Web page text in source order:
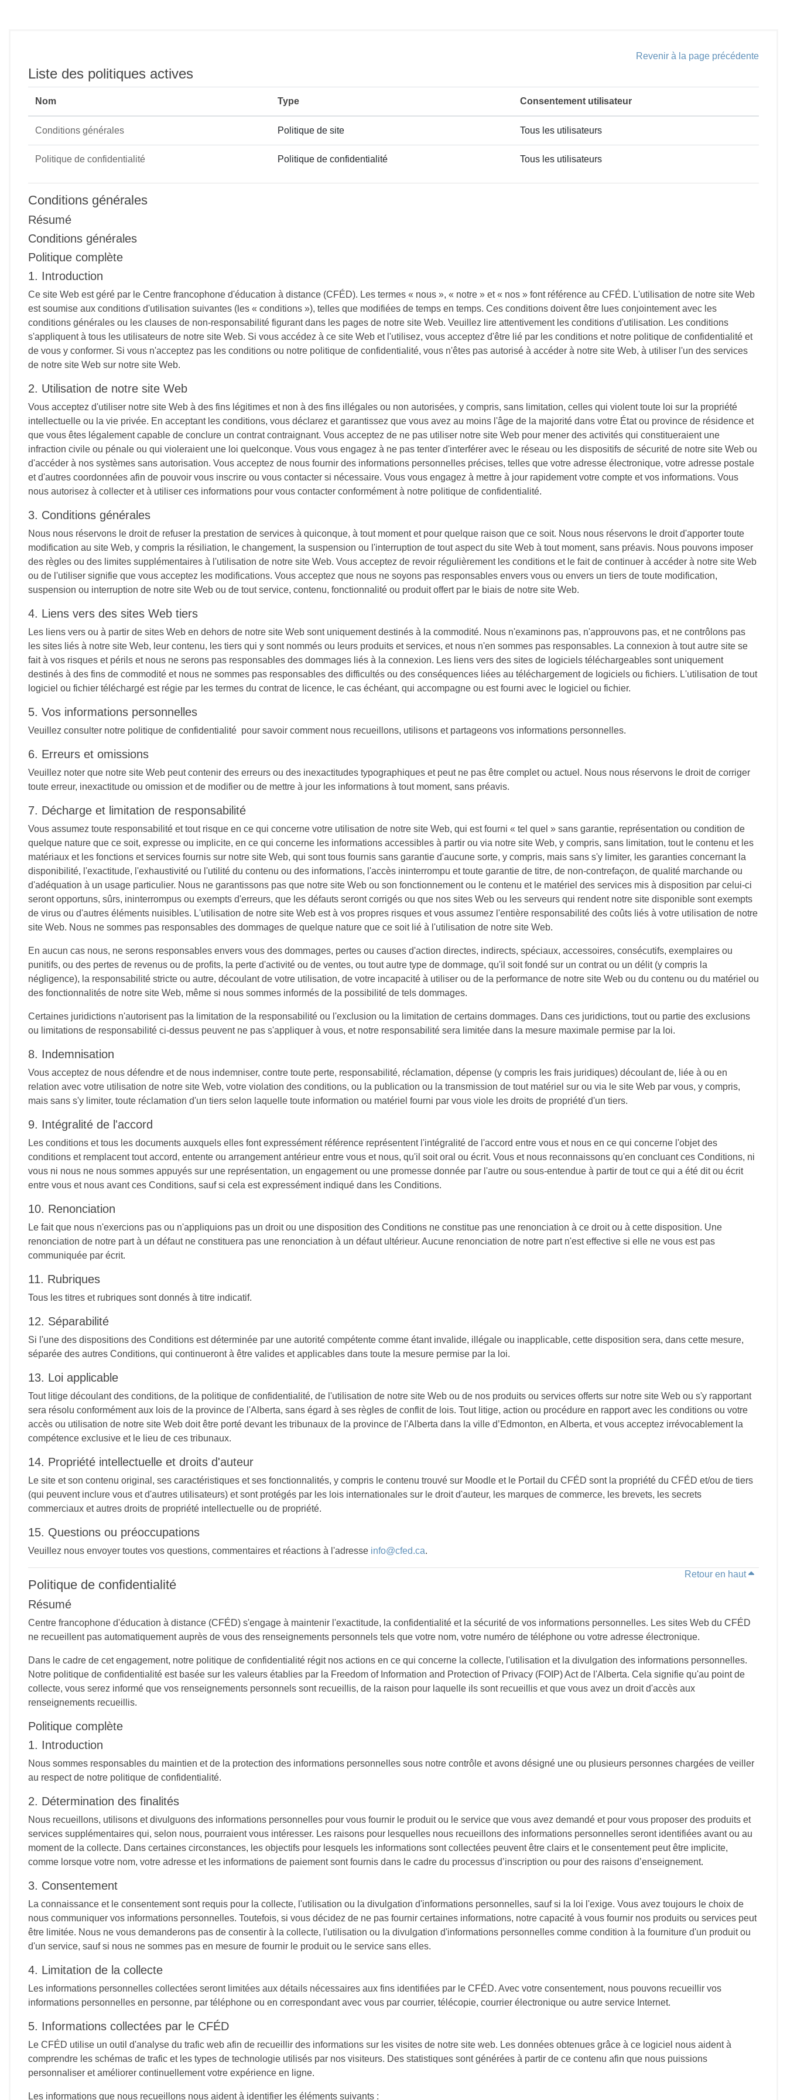
Revenir à la page précédente
Liste des politiques actives
Nom Type Consentement utilisateur
Conditions générales Politique de site Tous les utilisateurs
Politique de confidentialité Politique de confidentialité Tous les utilisateurs
Conditions générales
Résumé
Conditions générales
Politique complète
1. Introduction
Ce site Web est géré par le Centre francophone d'éducation à distance (CFÉD). Les termes « nous », « notre » et « nos » font référence au CFÉD. L'utilisation de notre site Web
est soumise aux conditions d'utilisation suivantes (les « conditions »), telles que modifiées de temps en temps. Ces conditions doivent être lues conjointement avec les
conditions générales ou les clauses de non-responsabilité figurant dans les pages de notre site Web. Veuillez lire attentivement les conditions d'utilisation. Les conditions
s'appliquent à tous les utilisateurs de notre site Web. Si vous accédez à ce site Web et l'utilisez, vous acceptez d'être lié par les conditions et notre politique de confidentialité et
de vous y conformer. Si vous n'acceptez pas les conditions ou notre politique de confidentialité, vous n'êtes pas autorisé à accéder à notre site Web, à utiliser l'un des services
de notre site Web sur notre site Web.
2. Utilisation de notre site Web
Vous acceptez d'utiliser notre site Web à des fins légitimes et non à des fins illégales ou non autorisées, y compris, sans limitation, celles qui violent toute loi sur la propriété
intellectuelle ou la vie privée. En acceptant les conditions, vous déclarez et garantissez que vous avez au moins l'âge de la majorité dans votre État ou province de résidence et
que vous êtes légalement capable de conclure un contrat contraignant. Vous acceptez de ne pas utiliser notre site Web pour mener des activités qui constitueraient une
infraction civile ou pénale ou qui violeraient une loi quelconque. Vous vous engagez à ne pas tenter d'interférer avec le réseau ou les dispositifs de sécurité de notre site Web ou
d'accéder à nos systèmes sans autorisation. Vous acceptez de nous fournir des informations personnelles précises, telles que votre adresse électronique, votre adresse postale
et d'autres coordonnées afin de pouvoir vous inscrire ou vous contacter si nécessaire. Vous vous engagez à mettre à jour rapidement votre compte et vos informations. Vous
nous autorisez à collecter et à utiliser ces informations pour vous contacter conformément à notre politique de confidentialité.
3. Conditions générales
Nous nous réservons le droit de refuser la prestation de services à quiconque, à tout moment et pour quelque raison que ce soit. Nous nous réservons le droit d'apporter toute
modification au site Web, y compris la résiliation, le changement, la suspension ou l'interruption de tout aspect du site Web à tout moment, sans préavis. Nous pouvons imposer
des règles ou des limites supplémentaires à l'utilisation de notre site Web. Vous acceptez de revoir régulièrement les conditions et le fait de continuer à accéder à notre site Web
ou de l'utiliser signifie que vous acceptez les modifications. Vous acceptez que nous ne soyons pas responsables envers vous ou envers un tiers de toute modification,
suspension ou interruption de notre site Web ou de tout service, contenu, fonctionnalité ou produit offert par le biais de notre site Web.
4. Liens vers des sites Web tiers
Les liens vers ou à partir de sites Web en dehors de notre site Web sont uniquement destinés à la commodité. Nous n'examinons pas, n'approuvons pas, et ne contrôlons pas
les sites liés à notre site Web, leur contenu, les tiers qui y sont nommés ou leurs produits et services, et nous n'en sommes pas responsables. La connexion à tout autre site se
fait à vos risques et périls et nous ne serons pas responsables des dommages liés à la connexion. Les liens vers des sites de logiciels téléchargeables sont uniquement
destinés à des fins de commodité et nous ne sommes pas responsables des difficultés ou des conséquences liées au téléchargement de logiciels ou fichiers. L'utilisation de tout
logiciel ou fichier téléchargé est régie par les termes du contrat de licence, le cas échéant, qui accompagne ou est fourni avec le logiciel ou fichier.
5. Vos informations personnelles
Veuillez consulter notre politique de confidentialité pour savoir comment nous recueillons, utilisons et partageons vos informations personnelles.
6. Erreurs et omissions
Veuillez noter que notre site Web peut contenir des erreurs ou des inexactitudes typographiques et peut ne pas être complet ou actuel. Nous nous réservons le droit de corriger
toute erreur, inexactitude ou omission et de modifier ou de mettre à jour les informations à tout moment, sans préavis.
7. Décharge et limitation de responsabilité
Vous assumez toute responsabilité et tout risque en ce qui concerne votre utilisation de notre site Web, qui est fourni « tel quel » sans garantie, représentation ou condition de
quelque nature que ce soit, expresse ou implicite, en ce qui concerne les informations accessibles à partir ou via notre site Web, y compris, sans limitation, tout le contenu et les
matériaux et les fonctions et services fournis sur notre site Web, qui sont tous fournis sans garantie d'aucune sorte, y compris, mais sans s'y limiter, les garanties concernant la
disponibilité, l'exactitude, l'exhaustivité ou l'utilité du contenu ou des informations, l'accès ininterrompu et toute garantie de titre, de non-contrefaçon, de qualité marchande ou
d'adéquation à un usage particulier. Nous ne garantissons pas que notre site Web ou son fonctionnement ou le contenu et le matériel des services mis à disposition par celui-ci
seront opportuns, sûrs, ininterrompus ou exempts d'erreurs, que les défauts seront corrigés ou que nos sites Web ou les serveurs qui rendent notre site disponible sont exempts
de virus ou d'autres éléments nuisibles. L'utilisation de notre site Web est à vos propres risques et vous assumez l'entière responsabilité des coûts liés à votre utilisation de notre
site Web. Nous ne sommes pas responsables des dommages de quelque nature que ce soit lié à l'utilisation de notre site Web.
En aucun cas nous, ne serons responsables envers vous des dommages, pertes ou causes d'action directes, indirects, spéciaux, accessoires, consécutifs, exemplaires ou
punitifs, ou des pertes de revenus ou de profits, la perte d'activité ou de ventes, ou tout autre type de dommage, qu'il soit fondé sur un contrat ou un délit (y compris la
négligence), la responsabilité stricte ou autre, découlant de votre utilisation, de votre incapacité à utiliser ou de la performance de notre site Web ou du contenu ou du matériel ou
des fonctionnalités de notre site Web, même si nous sommes informés de la possibilité de tels dommages.
Certaines juridictions n'autorisent pas la limitation de la responsabilité ou l'exclusion ou la limitation de certains dommages. Dans ces juridictions, tout ou partie des exclusions
ou limitations de responsabilité ci-dessus peuvent ne pas s'appliquer à vous, et notre responsabilité sera limitée dans la mesure maximale permise par la loi.
8. Indemnisation
Vous acceptez de nous défendre et de nous indemniser, contre toute perte, responsabilité, réclamation, dépense (y compris les frais juridiques) découlant de, liée à ou en
relation avec votre utilisation de notre site Web, votre violation des conditions, ou la publication ou la transmission de tout matériel sur ou via le site Web par vous, y compris,
mais sans s'y limiter, toute réclamation d'un tiers selon laquelle toute information ou matériel fourni par vous viole les droits de propriété d'un tiers.
9. Intégralité de l'accord
Les conditions et tous les documents auxquels elles font expressément référence représentent l'intégralité de l'accord entre vous et nous en ce qui concerne l'objet des
conditions et remplacent tout accord, entente ou arrangement antérieur entre vous et nous, qu'il soit oral ou écrit. Vous et nous reconnaissons qu'en concluant ces Conditions, ni
vous ni nous ne nous sommes appuyés sur une représentation, un engagement ou une promesse donnée par l'autre ou sous-entendue à partir de tout ce qui a été dit ou écrit
entre vous et nous avant ces Conditions, sauf si cela est expressément indiqué dans les Conditions.
10. Renonciation
Le fait que nous n'exercions pas ou n'appliquions pas un droit ou une disposition des Conditions ne constitue pas une renonciation à ce droit ou à cette disposition. Une
renonciation de notre part à un défaut ne constituera pas une renonciation à un défaut ultérieur. Aucune renonciation de notre part n'est effective si elle ne vous est pas
communiquée par écrit.
11. Rubriques
Tous les titres et rubriques sont donnés à titre indicatif.
12. Séparabilité
Si l'une des dispositions des Conditions est déterminée par une autorité compétente comme étant invalide, illégale ou inapplicable, cette disposition sera, dans cette mesure,
séparée des autres Conditions, qui continueront à être valides et applicables dans toute la mesure permise par la loi.
13. Loi applicable
Tout litige découlant des conditions, de la politique de confidentialité, de l'utilisation de notre site Web ou de nos produits ou services offerts sur notre site Web ou s'y rapportant
sera résolu conformément aux lois de la province de l'Alberta, sans égard à ses règles de conflit de lois. Tout litige, action ou procédure en rapport avec les conditions ou votre
accès ou utilisation de notre site Web doit être porté devant les tribunaux de la province de l'Alberta dans la ville d’Edmonton, en Alberta, et vous acceptez irrévocablement la
compétence exclusive et le lieu de ces tribunaux.
14. Propriété intellectuelle et droits d'auteur
Le site et son contenu original, ses caractéristiques et ses fonctionnalités, y compris le contenu trouvé sur Moodle et le Portail du CFÉD sont la propriété du CFÉD et/ou de tiers
(qui peuvent inclure vous et d'autres utilisateurs) et sont protégés par les lois internationales sur le droit d'auteur, les marques de commerce, les brevets, les secrets
commerciaux et autres droits de propriété intellectuelle ou de propriété.
15. Questions ou préoccupations
Veuillez nous envoyer toutes vos questions, commentaires et réactions à l'adresse info@cfed.ca.
Retour en haut
Politique de confidentialité
Résumé
Centre francophone d'éducation à distance (CFÉD) s'engage à maintenir l'exactitude, la confidentialité et la sécurité de vos informations personnelles. Les sites Web du CFÉD
ne recueillent pas automatiquement auprès de vous des renseignements personnels tels que votre nom, votre numéro de téléphone ou votre adresse électronique.
Dans le cadre de cet engagement, notre politique de confidentialité régit nos actions en ce qui concerne la collecte, l'utilisation et la divulgation des informations personnelles.
Notre politique de confidentialité est basée sur les valeurs établies par la Freedom of Information and Protection of Privacy (FOIP) Act de l'Alberta. Cela signifie qu'au point de
collecte, vous serez informé que vos renseignements personnels sont recueillis, de la raison pour laquelle ils sont recueillis et que vous avez un droit d'accès aux
renseignements recueillis.
Politique complète
1. Introduction
Nous sommes responsables du maintien et de la protection des informations personnelles sous notre contrôle et avons désigné une ou plusieurs personnes chargées de veiller
au respect de notre politique de confidentialité.
2. Détermination des finalités
Nous recueillons, utilisons et divulguons des informations personnelles pour vous fournir le produit ou le service que vous avez demandé et pour vous proposer des produits et
services supplémentaires qui, selon nous, pourraient vous intéresser. Les raisons pour lesquelles nous recueillons des informations personnelles seront identifiées avant ou au
moment de la collecte. Dans certaines circonstances, les objectifs pour lesquels les informations sont collectées peuvent être clairs et le consentement peut être implicite,
comme lorsque votre nom, votre adresse et les informations de paiement sont fournis dans le cadre du processus d’inscription ou pour des raisons d’enseignement.
3. Consentement
La connaissance et le consentement sont requis pour la collecte, l'utilisation ou la divulgation d'informations personnelles, sauf si la loi l'exige. Vous avez toujours le choix de
nous communiquer vos informations personnelles. Toutefois, si vous décidez de ne pas fournir certaines informations, notre capacité à vous fournir nos produits ou services peut
être limitée. Nous ne vous demanderons pas de consentir à la collecte, l'utilisation ou la divulgation d'informations personnelles comme condition à la fourniture d'un produit ou
d'un service, sauf si nous ne sommes pas en mesure de fournir le produit ou le service sans elles.
4. Limitation de la collecte
Les informations personnelles collectées seront limitées aux détails nécessaires aux fins identifiées par le CFÉD. Avec votre consentement, nous pouvons recueillir vos
informations personnelles en personne, par téléphone ou en correspondant avec vous par courrier, télécopie, courrier électronique ou autre service Internet.
5. Informations collectées par le CFÉD
Le CFÉD utilise un outil d'analyse du trafic web afin de recueillir des informations sur les visites de notre site web. Les données obtenues grâce à ce logiciel nous aident à
comprendre les schémas de trafic et les types de technologie utilisés par nos visiteurs. Des statistiques sont générées à partir de ce contenu afin que nous puissions
personnaliser et améliorer continuellement votre expérience en ligne.
Les informations que nous recueillons nous aident à identifier les éléments suivants :